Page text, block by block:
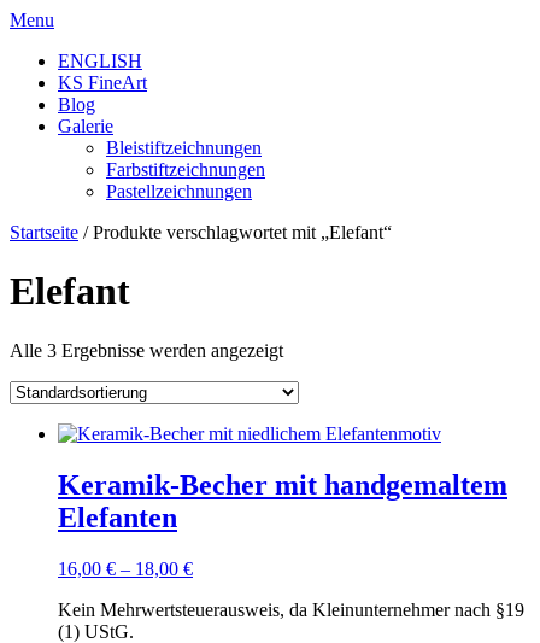
Skip
content
Menu
ENGLISH
KS FineArt
Blog
Galerie
Bleistiftzeichnungen
Farbstiftzeichnungen
Pastellzeichnungen
Startseite / Produkte verschlagwortet mit „Elefant“
Elefant
Alle 3 Ergebnisse werden angezeigt
Keramik-Becher mit handgemaltem
Elefanten
16,00 € – 18,00 €
Kein Mehrwertsteuerausweis, da Kleinunternehmer nach §19
(1) UStG.